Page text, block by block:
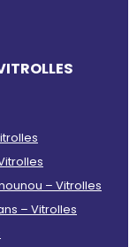
– Vitrolles
– Vitrolles